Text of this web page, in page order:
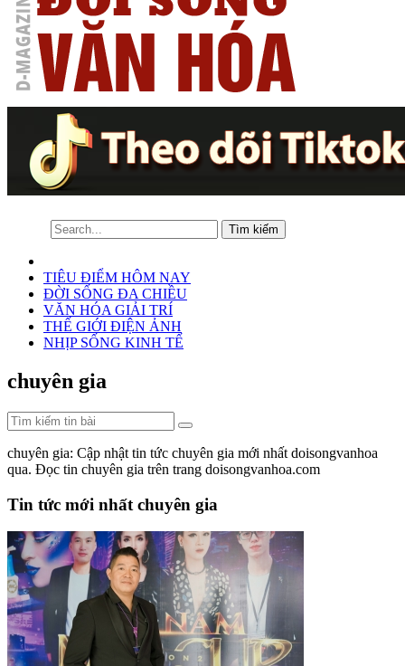
TIÊU ĐIỂM HÔM NAY
ĐỜI SỐNG ĐA CHIỀU
VĂN HÓA GIẢI TRÍ
THẾ GIỚI ĐIỆN ẢNH
NHỊP SỐNG KINH TẾ
chuyên gia
chuyên gia: Cập nhật tin tức chuyên gia mới nhất doisongvanhoa
qua. Đọc tin chuyên gia trên trang doisongvanhoa.com
Tin tức mới nhất chuyên gia